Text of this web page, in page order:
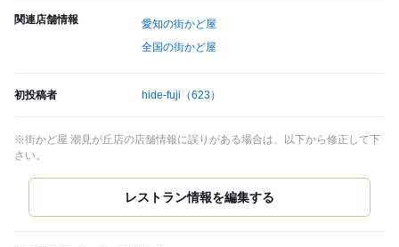
関連店舗情報
愛知の街かど屋
全国の街かど屋
初投稿者 hide-fuji （623）
※街かど屋 潮見が丘店の店舗情報に誤りがある場合は、以下から修正して下
さい。